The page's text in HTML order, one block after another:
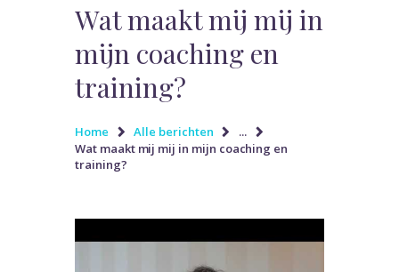
Wat maakt mij mij in
mijn coaching en
training?
Home Alle berichten
...
Wat maakt mij mij in mijn coaching en
training?
OVER DA CAPO
COACHING
PUBLICATIES EN MEDIA
RECENSIES
WINKEL